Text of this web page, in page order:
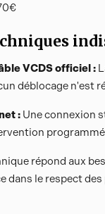
VCDS officiel :
déblocage n'est
:Une connexion
répond aux
dans le respect